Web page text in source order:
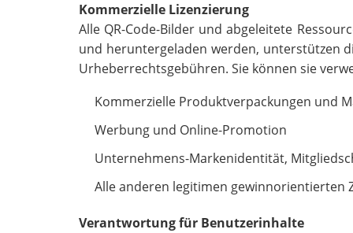
Kommerzielle Lizenzierung
Alle QR-Code-Bilder und abgeleitete
und heruntergeladen werden, unterstützen
Urheberrechtsgebühren. Sie können sie
Kommerzielle Produktverpackungen und
Werbung und Online-Promotion
Unternehmens-Markenidentität,
Alle anderen legitimen gewinnorientierten
Verantwortung für Benutzerinhalte